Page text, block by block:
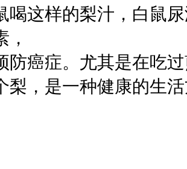
喝这样的梨汁，白鼠
防癌症。尤其是在吃
梨，是一种健康的生